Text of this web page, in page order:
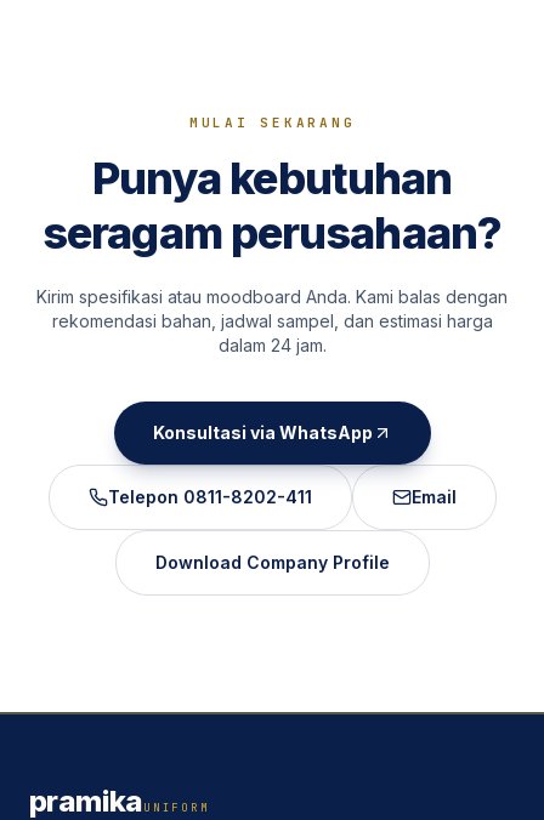
MULAI SEKARANG
Punya kebutuhan
seragam perusahaan?
Kirim spesifikasi atau moodboard Anda. Kami balas dengan
rekomendasi bahan, jadwal sampel, dan estimasi harga
dalam 24 jam.
Konsultasi via WhatsApp
Telepon 0811-8202-411 Email
Download Company Profile
pramikaUNIFORM